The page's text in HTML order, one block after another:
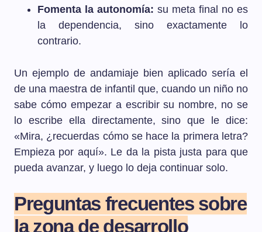
Fomenta la autonomía: su meta final no es
la dependencia, sino exactamente lo
contrario.
Un ejemplo de andamiaje bien aplicado sería el
de una maestra de infantil que, cuando un niño no
sabe cómo empezar a escribir su nombre, no se
lo escribe ella directamente, sino que le dice:
«Mira, ¿recuerdas cómo se hace la primera letra?
Empieza por aquí». Le da la pista justa para que
pueda avanzar, y luego lo deja continuar solo.
Preguntas frecuentes sobre
la zona de desarrollo